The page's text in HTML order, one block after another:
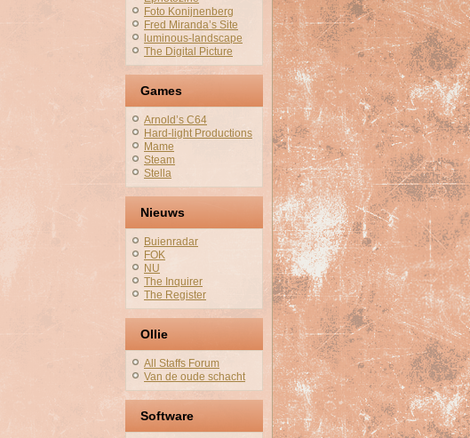
Foto Konijnenberg
Fred Miranda’s Site
luminous-landscape
The Digital Picture
Games
Arnold’s C64
Hard-light Productions
Mame
Steam
Stella
Nieuws
Buienradar
FOK
NU
The Inquirer
The Register
Ollie
All Staffs Forum
Van de oude schacht
Software